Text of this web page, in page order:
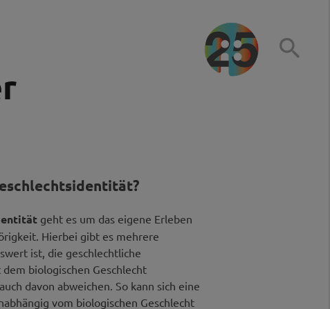

geht es um das eigene Erleben
Hierbei gibt es mehrere
ist, die geschlechtliche
biologischen Geschlecht
davon abweichen. So kann sich eine
vom biologischen Geschlecht